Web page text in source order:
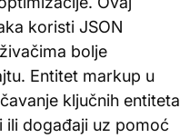
koristi JSON
bolje
Entitet markup u
ključnih entiteta
događaji uz pomoć